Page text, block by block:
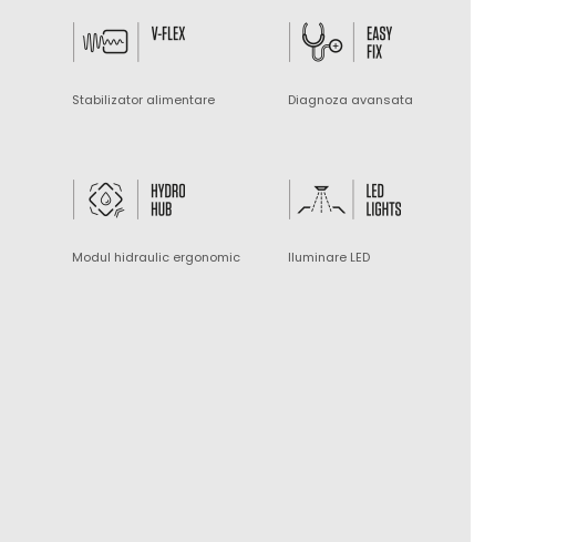
Stabilizator alimentare Diagnoza avansata
Modul hidraulic ergonomic Iluminare LED